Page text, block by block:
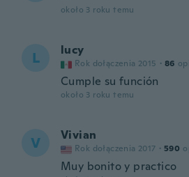
około 3 roku temu
L lucy
Rok dołączenia 2015 · 86
Cumple su función
około 3 roku temu
V Vivian
Rok dołączenia 2017 · 590
Muy bonito y practico